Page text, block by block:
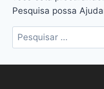
Pesquisa possa
Pesquisar
por: